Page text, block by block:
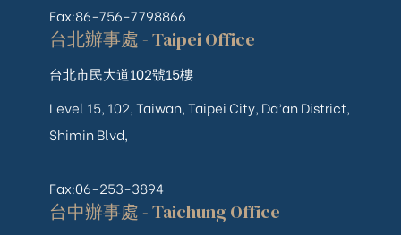
Fax:86-756-7798866
台北辦事處 - Taipei Office
台北市民大道102號15樓
Level 15, 102, Taiwan, Taipei City, Da’an District,
Shimin Blvd,
Fax:06-253-3894
台中辦事處 - Taichung Office